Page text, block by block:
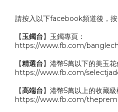
請按入以下facebook頻道後，
【玉鐲台】玉鐲專頁：
https://www.fb.com/
【精選台】港幣5萬以下的美玉花
https://www.fb.com/
【高端台】港幣5萬以上的收藏級
https://www.fb.com/